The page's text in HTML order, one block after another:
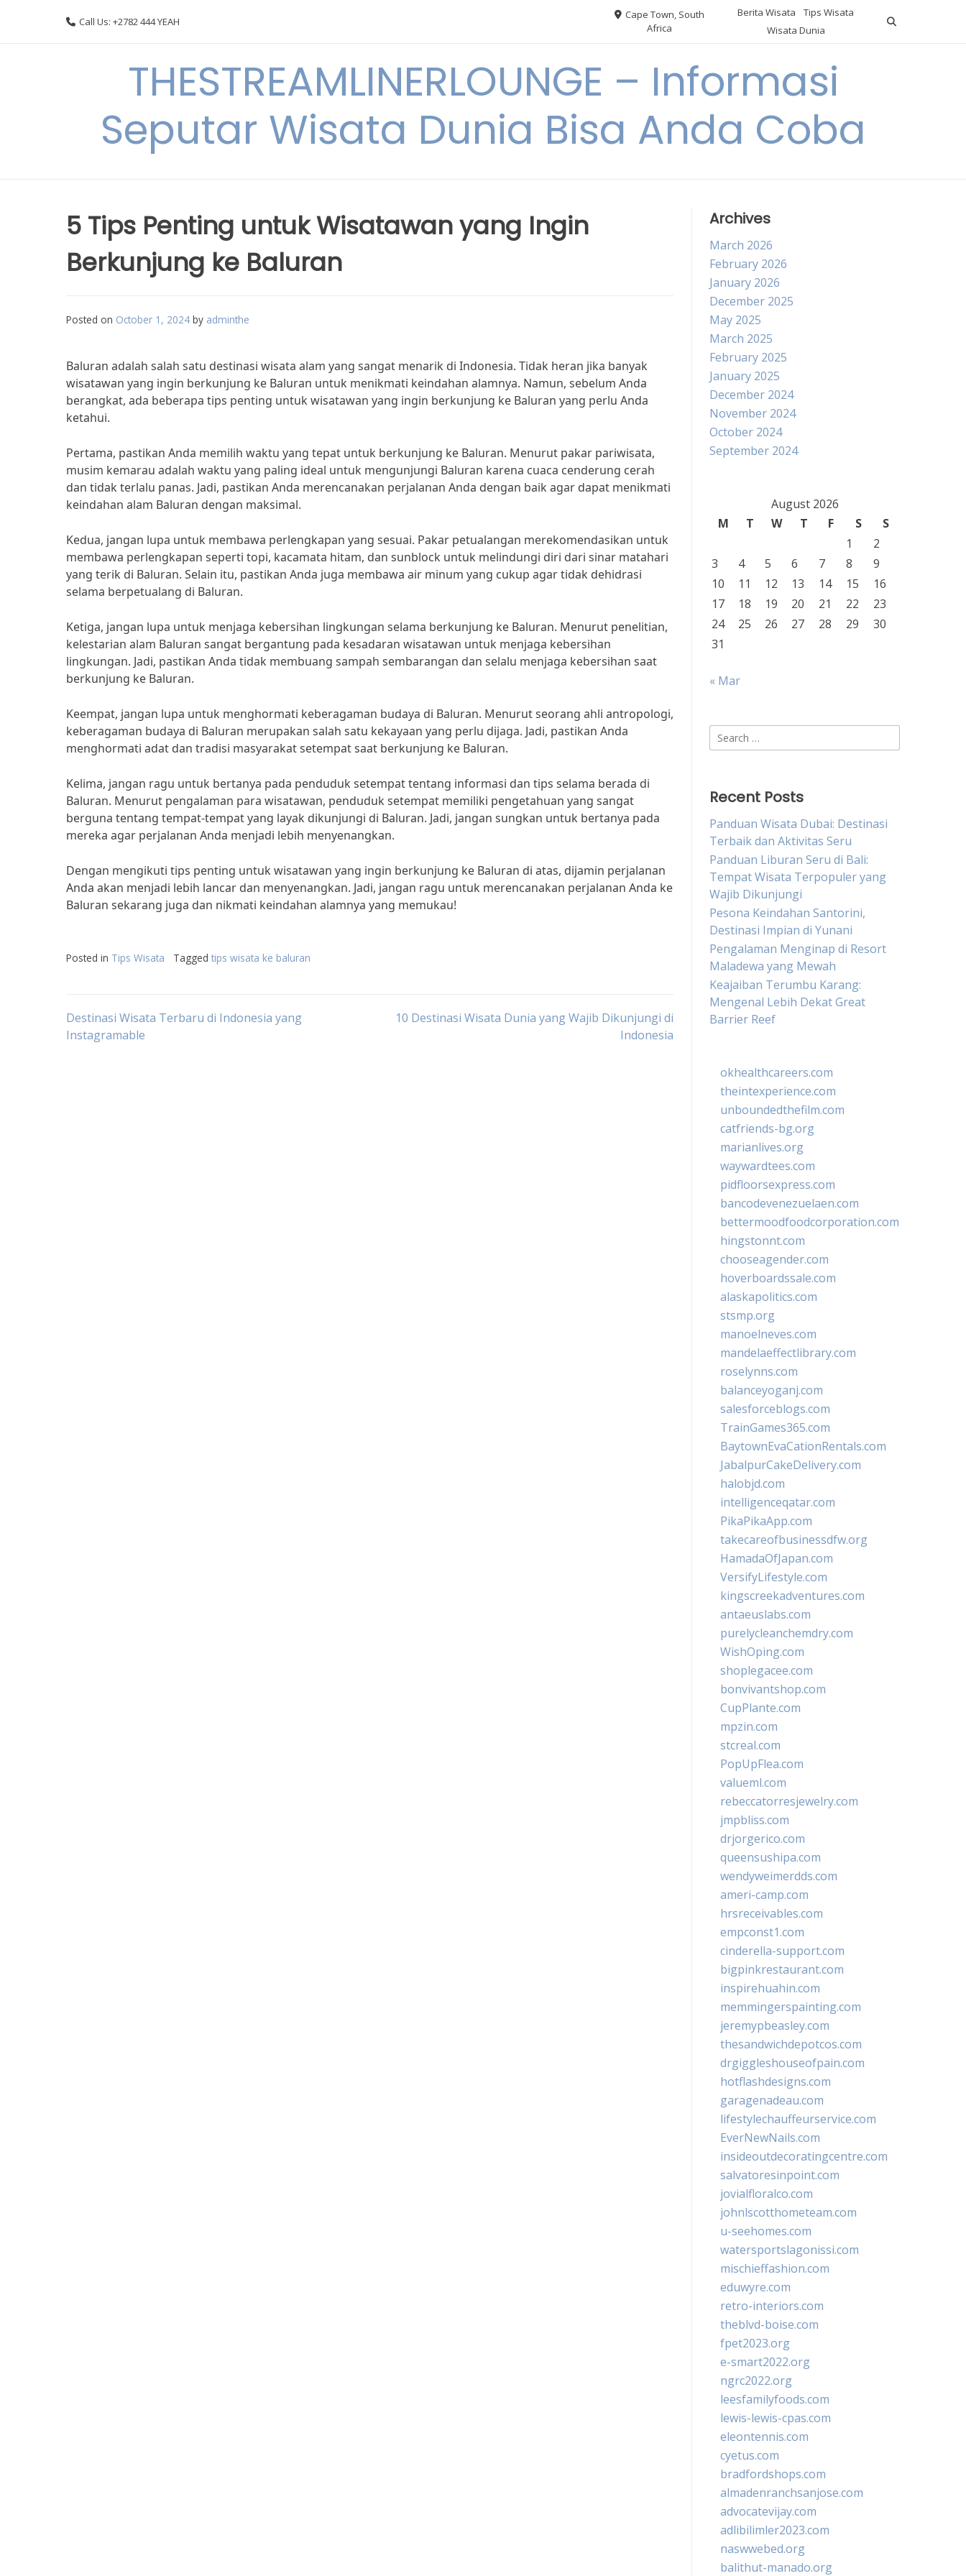
Call Us: +2782 444 YEAH
Cape Town, South
Africa
Berita Wisata
Tips Wisata
Wisata Dunia
THESTREAMLINERLOUNGE – Informasi
Seputar Wisata Dunia Bisa Anda Coba
5 Tips Penting untuk Wisatawan yang Ingin
Berkunjung ke Baluran
Posted on October 1, 2024 by adminthe
Baluran adalah salah satu destinasi wisata alam yang sangat menarik di Indonesia. Tidak heran jika banyak
wisatawan yang ingin berkunjung ke Baluran untuk menikmati keindahan alamnya. Namun, sebelum Anda
berangkat, ada beberapa tips penting untuk wisatawan yang ingin berkunjung ke Baluran yang perlu Anda
ketahui.
Pertama, pastikan Anda memilih waktu yang tepat untuk berkunjung ke Baluran. Menurut pakar pariwisata,
musim kemarau adalah waktu yang paling ideal untuk mengunjungi Baluran karena cuaca cenderung cerah
dan tidak terlalu panas. Jadi, pastikan Anda merencanakan perjalanan Anda dengan baik agar dapat menikmati
keindahan alam Baluran dengan maksimal.
Kedua, jangan lupa untuk membawa perlengkapan yang sesuai. Pakar petualangan merekomendasikan untuk
membawa perlengkapan seperti topi, kacamata hitam, dan sunblock untuk melindungi diri dari sinar matahari
yang terik di Baluran. Selain itu, pastikan Anda juga membawa air minum yang cukup agar tidak dehidrasi
selama berpetualang di Baluran.
Ketiga, jangan lupa untuk menjaga kebersihan lingkungan selama berkunjung ke Baluran. Menurut penelitian,
kelestarian alam Baluran sangat bergantung pada kesadaran wisatawan untuk menjaga kebersihan
lingkungan. Jadi, pastikan Anda tidak membuang sampah sembarangan dan selalu menjaga kebersihan saat
berkunjung ke Baluran.
Keempat, jangan lupa untuk menghormati keberagaman budaya di Baluran. Menurut seorang ahli antropologi,
keberagaman budaya di Baluran merupakan salah satu kekayaan yang perlu dijaga. Jadi, pastikan Anda
menghormati adat dan tradisi masyarakat setempat saat berkunjung ke Baluran.
Kelima, jangan ragu untuk bertanya pada penduduk setempat tentang informasi dan tips selama berada di
Baluran. Menurut pengalaman para wisatawan, penduduk setempat memiliki pengetahuan yang sangat
berguna tentang tempat-tempat yang layak dikunjungi di Baluran. Jadi, jangan sungkan untuk bertanya pada
mereka agar perjalanan Anda menjadi lebih menyenangkan.
Dengan mengikuti tips penting untuk wisatawan yang ingin berkunjung ke Baluran di atas, dijamin perjalanan
Anda akan menjadi lebih lancar dan menyenangkan. Jadi, jangan ragu untuk merencanakan perjalanan Anda ke
Baluran sekarang juga dan nikmati keindahan alamnya yang memukau!
Posted in Tips Wisata Tagged tips wisata ke baluran
Post
Destinasi Wisata Terbaru di Indonesia yang
Instagramable
10 Destinasi Wisata Dunia yang Wajib Dikunjungi di
Indonesia
Archives
March 2026
February 2026
January 2026
December 2025
May 2025
March 2025
February 2025
January 2025
December 2024
November 2024
October 2024
September 2024
August 2026
M
T W T F S
S
1
2
3
4 5 6 7 8
9
10
11 12 13 14 15
16
17
18 19 20 21 22
23
24
25 26 27 28 29
30
31
« Mar
Search
for:
Recent Posts
Panduan Wisata Dubai: Destinasi
Terbaik dan Aktivitas Seru
Panduan Liburan Seru di Bali:
Tempat Wisata Terpopuler yang
Wajib Dikunjungi
Pesona Keindahan Santorini,
Destinasi Impian di Yunani
Pengalaman Menginap di Resort
Maladewa yang Mewah
Keajaiban Terumbu Karang:
Mengenal Lebih Dekat Great
Barrier Reef
okhealthcareers.com
theintexperience.com
unboundedthefilm.com
catfriends-bg.org
marianlives.org
waywardtees.com
pidfloorsexpress.com
bancodevenezuelaen.com
bettermoodfoodcorporation.com
hingstonnt.com
chooseagender.com
hoverboardssale.com
alaskapolitics.com
stsmp.org
manoelneves.com
mandelaeffectlibrary.com
roselynns.com
balanceyoganj.com
salesforceblogs.com
TrainGames365.com
BaytownEvaCationRentals.com
JabalpurCakeDelivery.com
halobjd.com
intelligenceqatar.com
PikaPikaApp.com
takecareofbusinessdfw.org
HamadaOfJapan.com
VersifyLifestyle.com
kingscreekadventures.com
antaeuslabs.com
purelycleanchemdry.com
WishOping.com
shoplegacee.com
bonvivantshop.com
CupPlante.com
mpzin.com
stcreal.com
PopUpFlea.com
valueml.com
rebeccatorresjewelry.com
jmpbliss.com
drjorgerico.com
queensushipa.com
wendyweimerdds.com
ameri-camp.com
hrsreceivables.com
empconst1.com
cinderella-support.com
bigpinkrestaurant.com
inspirehuahin.com
memmingerspainting.com
jeremypbeasley.com
thesandwichdepotcos.com
drgiggleshouseofpain.com
hotflashdesigns.com
garagenadeau.com
lifestylechauffeurservice.com
EverNewNails.com
insideoutdecoratingcentre.com
salvatoresinpoint.com
jovialfloralco.com
johnlscotthometeam.com
u-seehomes.com
watersportslagonissi.com
mischieffashion.com
eduwyre.com
retro-interiors.com
theblvd-boise.com
fpet2023.org
e-smart2022.org
ngrc2022.org
leesfamilyfoods.com
lewis-lewis-cpas.com
eleontennis.com
cyetus.com
bradfordshops.com
almadenranchsanjose.com
advocatevijay.com
adlibilimler2023.com
naswwebed.org
balithut-manado.org